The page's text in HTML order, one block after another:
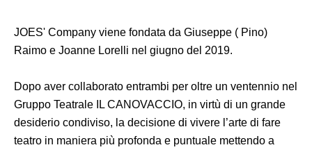
JOES' Company viene fondata da Giuseppe ( Pino)
Raimo e Joanne Lorelli nel giugno del 2019.
Dopo aver collaborato entrambi per oltre un ventennio nel
Gruppo Teatrale IL CANOVACCIO, in virtù di un grande
desiderio condiviso, la decisione di vivere l’arte di fare
teatro in maniera più profonda e puntuale mettendo a